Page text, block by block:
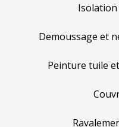
Isolation
Demoussage et
Peinture tuile